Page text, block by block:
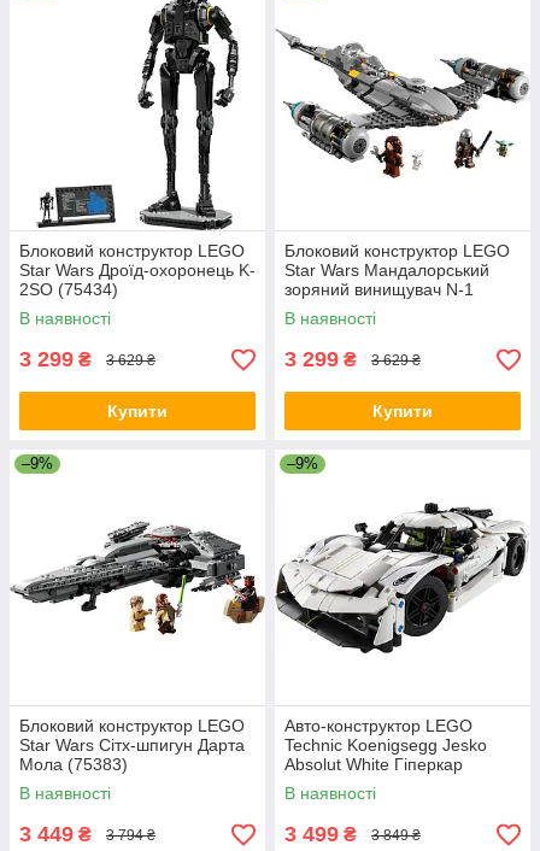
Блоковий конструктор LEGO
Star Wars Дроїд-охоронець K-
2SO (75434)
В наявності
3 299 ₴ 3 629 ₴
Купити
Блоковий конструктор LEGO
Star Wars Мандалорський
зоряний винищувач N-1
(75325)
В наявності
3 299 ₴ 3 629 ₴
Купити
–9%
Блоковий конструктор LEGO
Star Wars Сітх-шпигун Дарта
Мола (75383)
В наявності
3 449 ₴ 3 794 ₴
–9%
Авто-конструктор LEGO
Technic Koenigsegg Jesko
Absolut White Гіперкар
(42184)
В наявності
3 499 ₴ 3 849 ₴